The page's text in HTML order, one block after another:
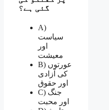
گئی ہے؟
A)
سیاست
اور
معیشت
B) عورتوں
کی آزادی
اور حقوق
C) جنگ
اور محبت